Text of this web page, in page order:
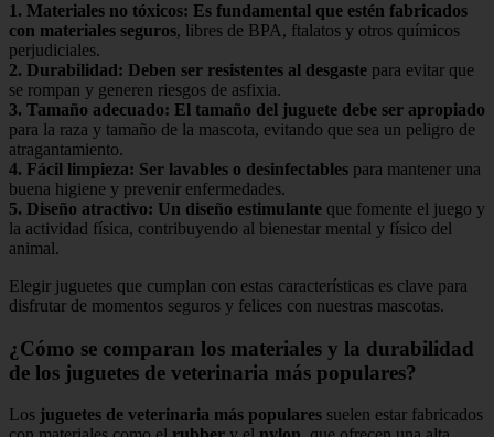
1. Materiales no tóxicos: Es fundamental que estén fabricados
con materiales seguros, libres de BPA, ftalatos y otros químicos
perjudiciales.
2. Durabilidad: Deben ser resistentes al desgaste para evitar que
se rompan y generen riesgos de asfixia.
3. Tamaño adecuado: El tamaño del juguete debe ser apropiado
para la raza y tamaño de la mascota, evitando que sea un peligro de
atragantamiento.
4. Fácil limpieza: Ser lavables o desinfectables para mantener una
buena higiene y prevenir enfermedades.
5. Diseño atractivo: Un diseño estimulante que fomente el juego y
la actividad física, contribuyendo al bienestar mental y físico del
animal.
Elegir juguetes que cumplan con estas características es clave para
disfrutar de momentos seguros y felices con nuestras mascotas.
¿Cómo se comparan los materiales y la durabilidad
de los juguetes de veterinaria más populares?
Los juguetes de veterinaria más populares suelen estar fabricados